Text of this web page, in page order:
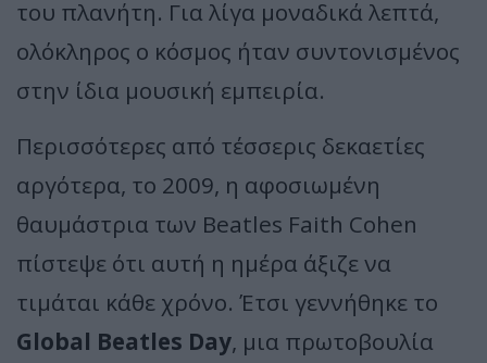
του πλανήτη. Για λίγα μοναδικά λεπτά,
ολόκληρος ο κόσμος ήταν συντονισμένος
στην ίδια μουσική εμπειρία.
Περισσότερες από τέσσερις δεκαετίες
αργότερα, το 2009, η αφοσιωμένη
θαυμάστρια των Beatles Faith Cohen
πίστεψε ότι αυτή η ημέρα άξιζε να
τιμάται κάθε χρόνο. Έτσι γεννήθηκε το
Global Beatles Day, μια πρωτοβουλία